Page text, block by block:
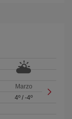
Marzo
4º /-4º